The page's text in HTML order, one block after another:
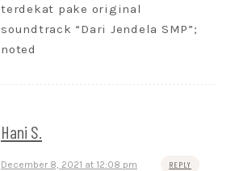
terdekat pake original
soundtrack “Dari Jendela SMP”;
noted
Hani S.
December 8, 2021 at 12:08 pm REPLY